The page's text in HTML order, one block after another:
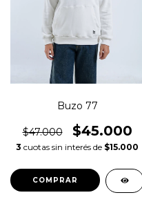
Buzo 77
$47.000 $45.000
3 cuotas sin interés de $15.000
COMPRAR